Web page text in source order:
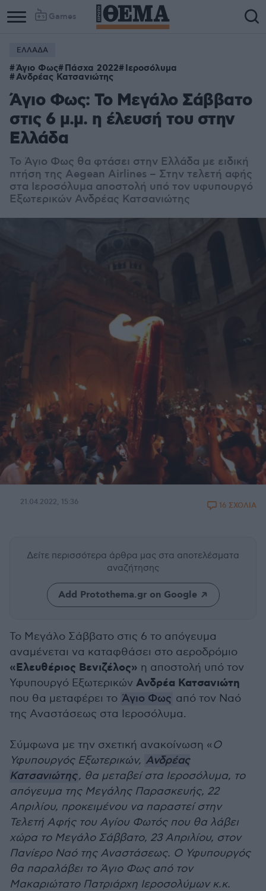
Games
ΕΛΛΑΔΑ
Άγιο Φως Πάσχα 2022 Ιεροσόλυμα
Ανδρέας Κατσανιώτης
Άγιο Φως: Το Μεγάλο Σάββατο
στις 6 μ.μ. η έλευσή του στην
Ελλάδα
Το Άγιο Φως θα φτάσει στην Ελλάδα με ειδική
πτήση της Aegean Airlines – Στην τελετή αφής
στα Ιεροσόλυμα αποστολή υπό τον υφυπουργό
Εξωτερικών Ανδρέας Κατσανιώτης
21.04.2022, 15:36 16 ΣΧΟΛΙΑ
Δείτε περισσότερα άρθρα μας στα αποτελέσματα
αναζήτησης
Add Protothema.gr on Google
Το Μεγάλο Σάββατο στις 6 το απόγευμα
αναμένεται να καταφθάσει στο αεροδρόμιο
«Ελευθέριος Βενιζέλος» η αποστολή υπό τον
Υφυπουργό Εξωτερικών Ανδρέα Κατσανιώτη
που θα μεταφέρει το Άγιο Φως από τον Ναό
της Αναστάσεως στα Ιεροσόλυμα.
Σύμφωνα με την σχετική ανακοίνωση «Ο
Υφυπουργός Εξωτερικών, Ανδρέας
Κατσανιώτης, θα μεταβεί στα Ιεροσόλυμα, το
απόγευμα της Μεγάλης Παρασκευής, 22
Απριλίου, προκειμένου να παραστεί στην
Τελετή Αφής του Αγίου Φωτός που θα λάβει
χώρα το Μεγάλο Σάββατο, 23 Απριλίου, στον
Πανίερο Ναό της Αναστάσεως. Ο Υφυπουργός
θα παραλάβει το Άγιο Φως από τον
Μακαριώτατο Πατριάρχη Ιεροσολύμων κ.κ.